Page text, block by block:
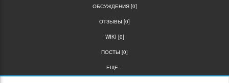
ОБСУЖДЕНИЯ [0]
ОТЗЫВЫ [0]
WIKI [0]
ПОСТЫ [0]
ЕЩЕ...